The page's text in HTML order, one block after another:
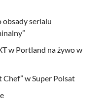
obsady serialu
w Portland na żywo w
w Super Polsat